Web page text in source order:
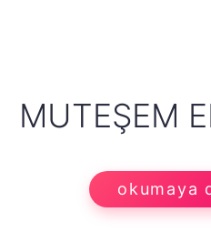
MUTEŞEM
okumaya